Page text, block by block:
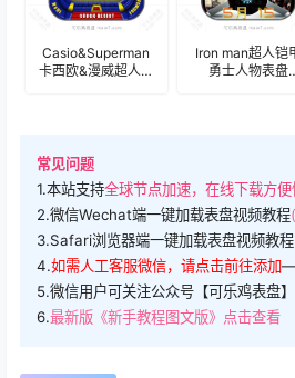
Casio&Superman
卡西欧&漫威超人联
Iron man超人铠
勇士人物表盘
常见问题
1.本站支持全球节点加速，在线下载方便
2.微信Wechat端一键加载表盘视频教程
3.Safari浏览器端一键加载表盘视频教程
4.如需人工客服微信，请点击前往添加
5.微信用户可关注公众号【可乐鸡表盘】
6.最新版《新手教程图文版》点击查看